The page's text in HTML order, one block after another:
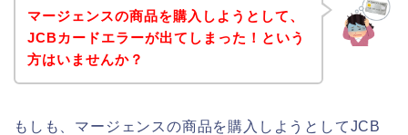
マージェンスの商品を購入しようとして、
JCBカードエラーが出てしまった！という
方はいませんか？
もしも、マージェンスの商品を購入しようとしてJCB